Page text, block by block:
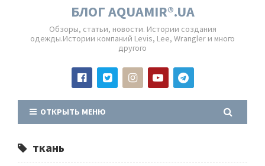
БЛОГ AQUAMIR®.UA
Обзоры, статьи, новости. Истории создания
одежды.Истории компаний Levis, Lee, Wrangler и много
другого
ОТКРЫТЬ МЕНЮ
ткань